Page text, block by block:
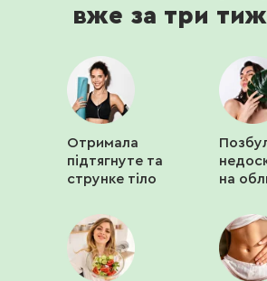
вже за три
Отримала
підтягнуте та
струнке тіло
на